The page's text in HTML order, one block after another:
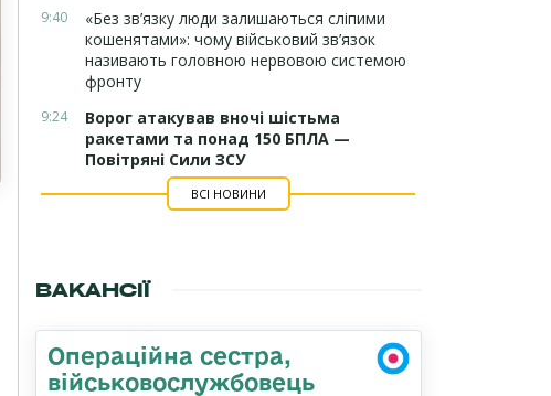
9:40
«Без зв’язку люди залишаються сліпими
кошенятами»: чому військовий зв’язок
називають головною нервовою системою
фронту
9:24
Ворог атакував вночі шістьма
ракетами та понад 150 БПЛА —
Повітряні Сили ЗСУ
ВСІ НОВИНИ
ВАКАНСІЇ
Операційна сестра,
військовослужбовець